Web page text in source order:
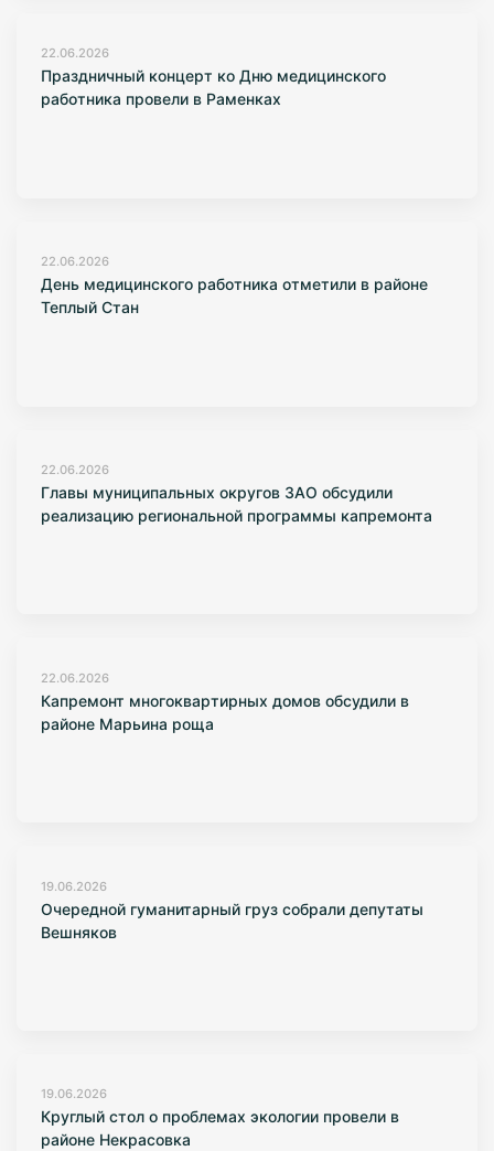
22.06.2026
Праздничный концерт ко Дню медицинского
работника провели в Раменках
22.06.2026
День медицинского работника отметили в районе
Теплый Стан
22.06.2026
Главы муниципальных округов ЗАО обсудили
реализацию региональной программы капремонта
22.06.2026
Капремонт многоквартирных домов обсудили в
районе Марьина роща
19.06.2026
Очередной гуманитарный груз собрали депутаты
Вешняков
19.06.2026
Круглый стол о проблемах экологии провели в
районе Некрасовка